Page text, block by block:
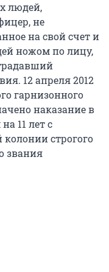
людей,
не
на свой счет и
ножом по лицу,
12 апреля 2012
гарнизонного
наказание в
11 лет с
строгого
звания